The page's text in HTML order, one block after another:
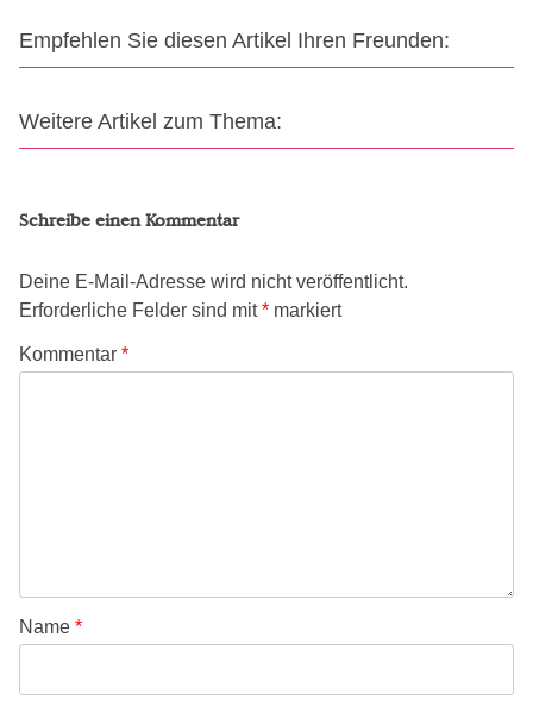
Empfehlen Sie diesen Artikel Ihren Freunden:
Weitere Artikel zum Thema:
Schreibe einen Kommentar
Deine E-Mail-Adresse wird nicht veröffentlicht.
Erforderliche Felder sind mit* markiert
Kommentar *
Name *